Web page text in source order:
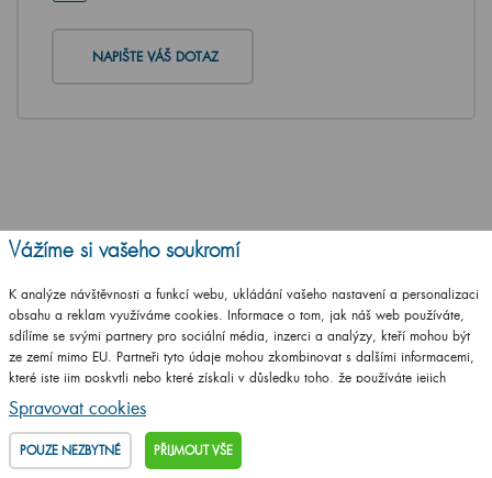
NAPIŠTE VÁŠ DOTAZ
Vážíme si vašeho soukromí
K analýze návštěvnosti a funkcí webu, ukládání vašeho nastavení a personalizaci
obsahu a reklam využíváme cookies. Informace o tom, jak náš web používáte,
sdílíme se svými partnery pro sociální média, inzerci a analýzy, kteří mohou být
ze zemí mimo EU. Partneři tyto údaje mohou zkombinovat s dalšími informacemi,
které jste jim poskytli nebo které získali v důsledku toho, že používáte jejich
služby.
Podrobné informace
Spravovat cookies
POUZE NEZBYTNÉ PŘIJMOUT VŠE